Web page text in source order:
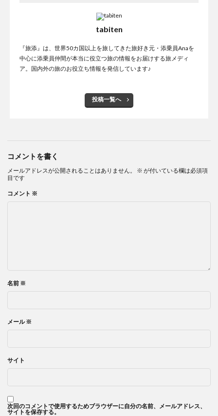
tabiten
『旅添』は、世界50カ国以上を旅してきた旅好き元・添乗員Anaを
中心に添乗員仲間が本当に役立つ旅の情報をお届けする旅メディ
ア。国内外の旅のお役立ち情報を発信しています♪
投稿一覧へ
コメントを書く
メールアドレスが公開されることはありません。 ※ が付いている欄は必須項
目です
コメント ※
名前 ※
メール※
サイト
次回のコメントで使用するためブラウザーに自分の名前、メールアドレス、
サイトを保存する。